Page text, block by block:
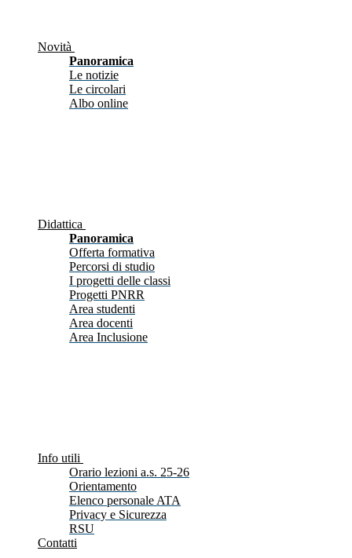
Novità
Panoramica
Le notizie
Le circolari
Albo online
Didattica
Panoramica
Offerta formativa
Percorsi di studio
I progetti delle classi
Progetti PNRR
Area studenti
Area docenti
Area Inclusione
Info utili
Orario lezioni a.s. 25-26
Orientamento
Elenco personale ATA
Privacy e Sicurezza
RSU
Contatti